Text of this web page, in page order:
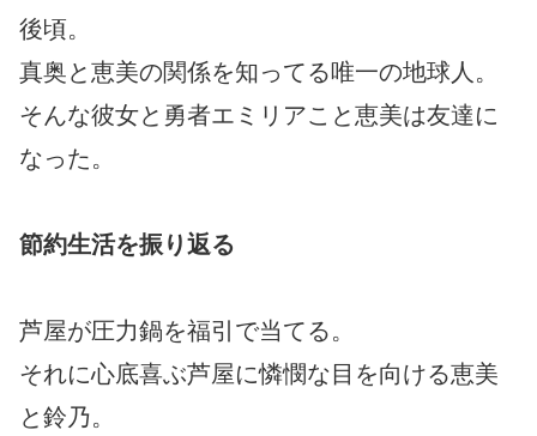
後頃。
真奥と恵美の関係を知ってる唯一の地球人。
そんな彼女と勇者エミリアこと恵美は友達に
なった。
節約生活を振り返る
芦屋が圧力鍋を福引で当てる。
それに心底喜ぶ芦屋に憐憫な目を向ける恵美
と鈴乃。